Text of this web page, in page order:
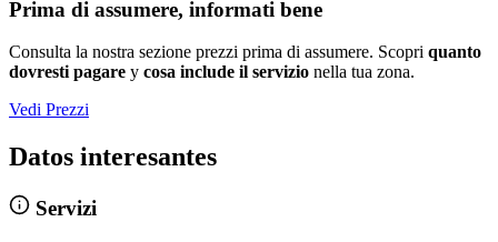
Prima di assumere, informati bene
Consulta la nostra sezione prezzi prima di assumere. Scopri quanto
dovresti pagare y cosa include il servizio nella tua zona.
Vedi Prezzi
Datos interesantes
Servizi